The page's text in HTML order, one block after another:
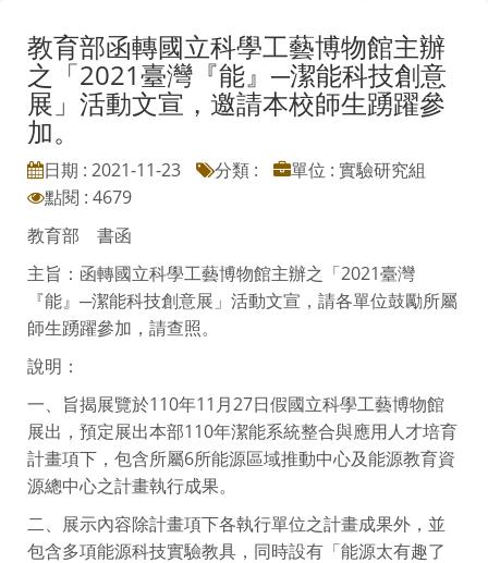
教育部函轉國立科學工藝博物館主辦
之「2021臺灣『能』─潔能科技創意
展」活動文宣，邀請本校師生踴躍參
加。
日期 : 2021-11-23 分類 :
單位 : 實驗研究組
點閱 : 4679
教育部 書函
主旨：函轉國立科學工藝博物館主辦之「2021臺灣
『能』─潔能科技創意展」活動文宣，請各單位鼓勵所屬
師生踴躍參加，請查照。
說明：
一、旨揭展覽於110年11月27日假國立科學工藝博物館
展出，預定展出本部110年潔能系統整合與應用人才培育
計畫項下，包含所屬6所能源區域推動中心及能源教育資
源總中心之計畫執行成果。
二、展示內容除計畫項下各執行單位之計畫成果外，並
包含多項能源科技實驗教具，同時設有「能源太有趣了